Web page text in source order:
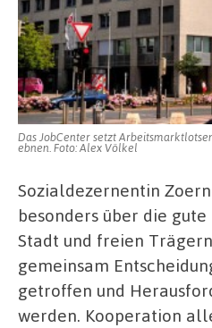
Das JobCenter setzt
ebnen. Foto: Alex Völkel
Sozialdezernentin
besonders über die
Stadt und freien
gemeinsam
getroffen und
werden. Kooperation